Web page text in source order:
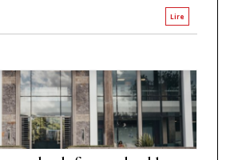
Lire